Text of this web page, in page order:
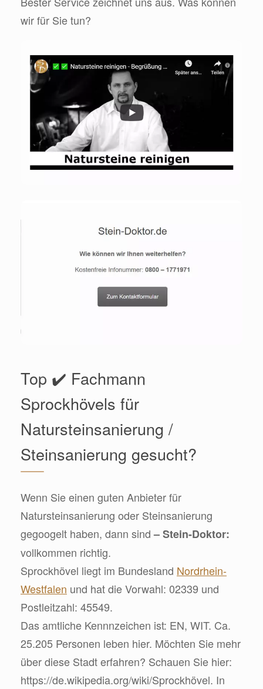
wir für Sie tun?
Top ✔️ Fachmann
Sprockhövels für
Natursteinsanierung /
Steinsanierung gesucht?
Wenn Sie einen guten Anbieter für
Natursteinsanierung oder Steinsanierung
gegoogelt haben, dann sind– Stein-Doktor:
vollkommen richtig.
Sprockhövel liegt im Bundesland Nordrhein-
Westfalen und hat die Vorwahl: 02339 und
Postleitzahl: 45549.
Das amtliche Kennnzeichen ist: EN, WIT. Ca.
25.205 Personen leben hier. Möchten Sie mehr
über diese Stadt erfahren? Schauen Sie hier:
https://de.wikipedia.org/wiki/Sprockhövel. In